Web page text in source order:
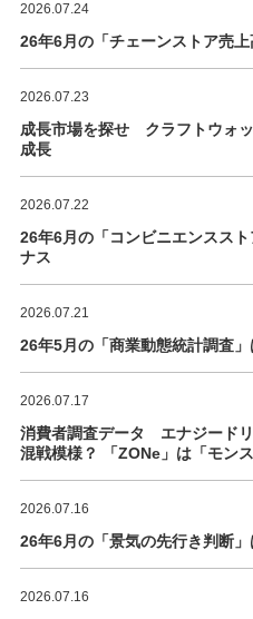
2026.07.24
26年6月の「チェーンストア売
2026.07.23
成長市場を探せ クラフトウォ
成長
2026.07.22
26年6月の「コンビニエンスス
ナス
2026.07.21
26年5月の「商業動態統計調査
2026.07.17
消費者調査データ エナジード
混戦模様？ 「ZONe」は「モン
2026.07.16
26年6月の「景気の先行き判断
2026.07.16